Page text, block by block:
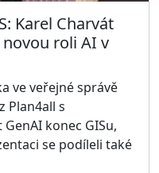
Karel Charvát
novou roli AI v
ve veřejné správě
Plan4all s
konec GISu,
se podíleli také